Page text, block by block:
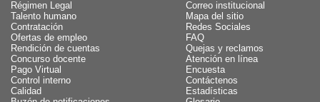
Régimen Legal
Talento humano
Contratación
Ofertas de empleo
Rendición de cuentas
Concurso docente
Pago Virtual
Control interno
Calidad
Correo institucional
Mapa del sitio
Redes Sociales
FAQ
Quejas y reclamos
Atención en línea
Encuesta
Contáctenos
Estadísticas